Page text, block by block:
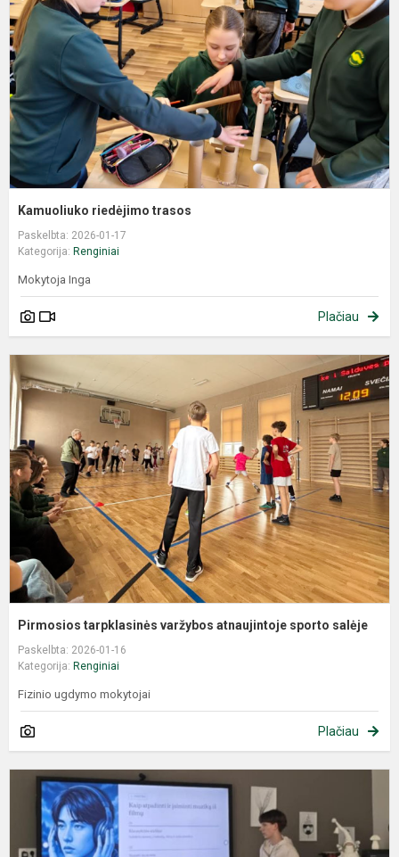
Kamuoliuko riedėjimo trasos
Paskelbta: 2026-01-17
Kategorija: Renginiai
Mokytoja Inga
Plačiau
Pirmosios tarpklasinės varžybos atnaujintoje sporto salėje
Paskelbta: 2026-01-16
Kategorija: Renginiai
Fizinio ugdymo mokytojai
Plačiau